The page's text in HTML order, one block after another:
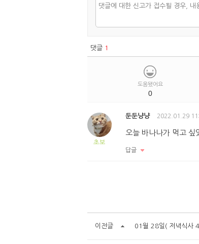
댓글 1
도움됐어요
0
초보
둔둔냥냥 2022.01.29
오늘 바나나가 먹고 싶
답글
이전글 01월 28일( 저녁식사